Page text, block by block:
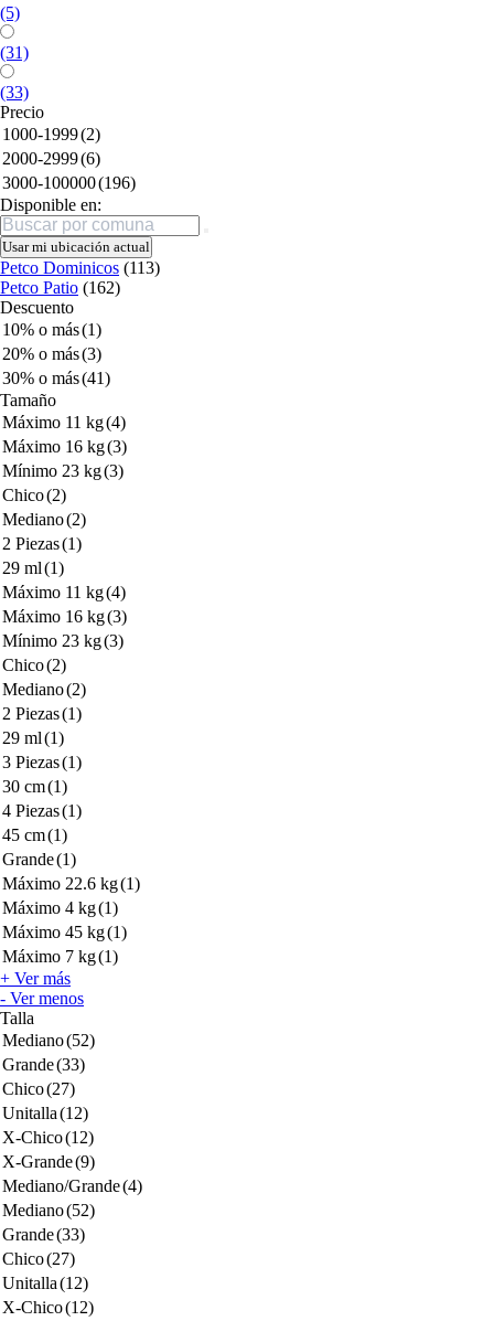
(5)
(31)
(33)
Precio
1000-1999(2)
2000-2999(6)
3000-100000(196)
Disponible en:
Buscar
Usar mi ubicación actual
Petco Dominicos (113)
Petco Patio (162)
Descuento
10% o más(1)
20% o más(3)
30% o más(41)
Tamaño
Máximo 11 kg(4)
Máximo 16 kg(3)
Mínimo 23 kg(3)
Chico(2)
Mediano(2)
2 Piezas(1)
29 ml(1)
Máximo 11 kg(4)
Máximo 16 kg(3)
Mínimo 23 kg(3)
Chico(2)
Mediano(2)
2 Piezas(1)
29 ml(1)
3 Piezas(1)
30 cm(1)
4 Piezas(1)
45 cm(1)
Grande(1)
Máximo 22.6 kg(1)
Máximo 4 kg(1)
Máximo 45 kg(1)
Máximo 7 kg(1)
+ Ver más
- Ver menos
Talla
Mediano(52)
Grande(33)
Chico(27)
Unitalla(12)
X-Chico(12)
X-Grande(9)
Mediano/Grande(4)
Mediano(52)
Grande(33)
Chico(27)
Unitalla(12)
X-Chico(12)